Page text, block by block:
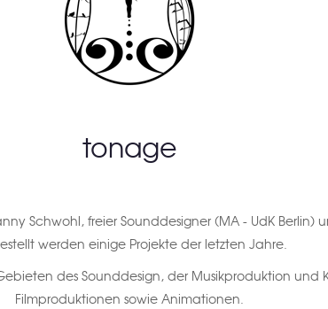
tonage
Schwohl, freier Sounddesigner (MA - UdK Berlin)
werden einige Projekte der letzten Jahre.
des Sounddesign, der Musikproduktion und
Filmproduktionen sowie Animationen.